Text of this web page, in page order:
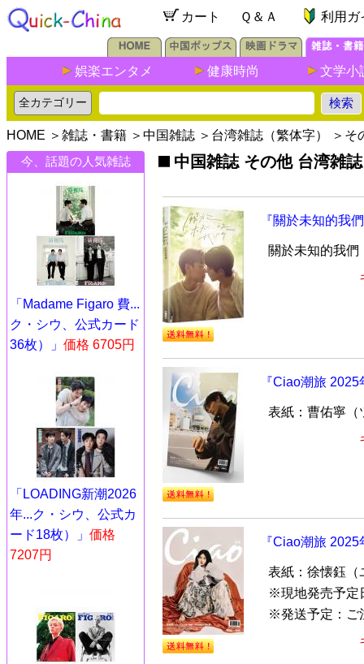
カート Ｑ＆Ａ 利用ガ
娯楽エンタメ 健康時尚 文学小
HOME ＞ 雑誌・書籍 ＞ 中国雑誌 ＞ 台湾雑誌（繁体字） ＞ そ
今、話題の人気雑誌
「Madame Figaro 費...
ク・シウ、公式カード
36枚）」 価格 6705円
「LOADING新潮2026
年...ク・シウ、公式カ
ード18枚）」 価格
7207円
中国雑誌 その他 台湾雑
『關於未知的我
關於未知的我們
『Ciao潮旅
表紙：曹佑寧（
『Ciao潮旅
表紙：徐懐鈺（
※現地発売予定
※発送予定：ご